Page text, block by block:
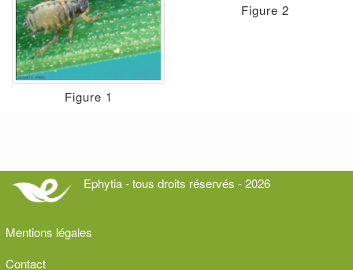
Figure 1
Figure 2
Ephytia - tous droits réservés - 2026
Mentions légales
Contact